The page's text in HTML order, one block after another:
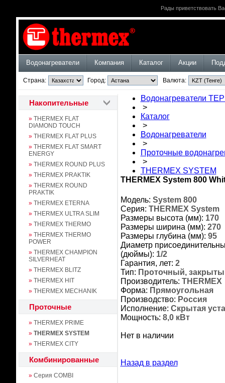
Рады приветствовать
Водонагреватели Компания Каталог Акции
Страна: Город: Валюта:
Накопительные
» THERMEX FLAT
DIAMOND TOUCH
» THERMEX FLAT PLUS
» THERMEX FLAT SMART
ENERGY
» THERMEX ROUND PLUS
» THERMEX PRAKTIK
» THERMEX ROUND
PRAKTIK
» THERMEX ETERNA
» THERMEX ULTRA SLIM
» THERMEX THERMO
» THERMEX THERMO
POWER
» THERMEX CHAMPION
SILVERHEAT
» THERMEX BLITZ
» THERMEX HIT
» THERMEX MECHANIK
Проточные
» THERMEX PRIME
» THERMEX SYSTEM
» THERMEX CITY
Комбинированные
» Серия COMBI
Водонагреватели
>
Каталог
>
Водонагреватели
>
Проточные
>
THERMEX SYSTEM
THERMEX System 800
Модель: System 800
Серия: THERMEX System
Размеры высота (мм): 170
Размеры ширина (мм): 270
Размеры глубина (мм): 95
Диаметр
(дюймы): 1/2
Гарантия, лет: 2
Тип: Проточный,
Производитель: THERMEX
Форма: Прямоугольная
Производство: Россия
Исполнение: Скрытая
Мощность: 8,0 кВт
Нет в наличии
Назад в раздел